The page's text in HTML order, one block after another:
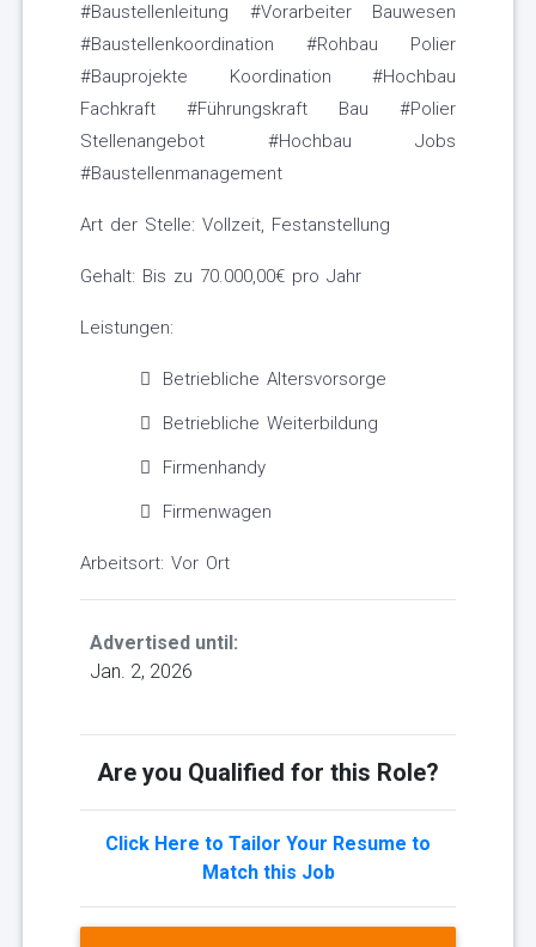
#Baustellenleitung #Vorarbeiter Bauwesen
#Baustellenkoordination #Rohbau Polier
#Bauprojekte Koordination #Hochbau
Fachkraft #Führungskraft Bau #Polier
Stellenangebot #Hochbau Jobs
#Baustellenmanagement
Art der Stelle: Vollzeit, Festanstellung
Gehalt: Bis zu 70.000,00€ pro Jahr
Leistungen:
Betriebliche Altersvorsorge
Betriebliche Weiterbildung
Firmenhandy
Firmenwagen
Arbeitsort: Vor Ort
Advertised until:
Jan. 2, 2026
Are you Qualified for this Role?
Click Here to Tailor Your Resume to
Match this Job